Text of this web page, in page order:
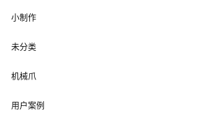
小制作
未分类
机械爪
用户案例